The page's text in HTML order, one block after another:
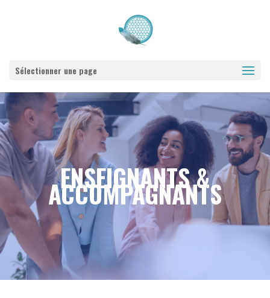
Sélectionner une page
ENSEIGNANTS &
ACCOMPAGNANTS